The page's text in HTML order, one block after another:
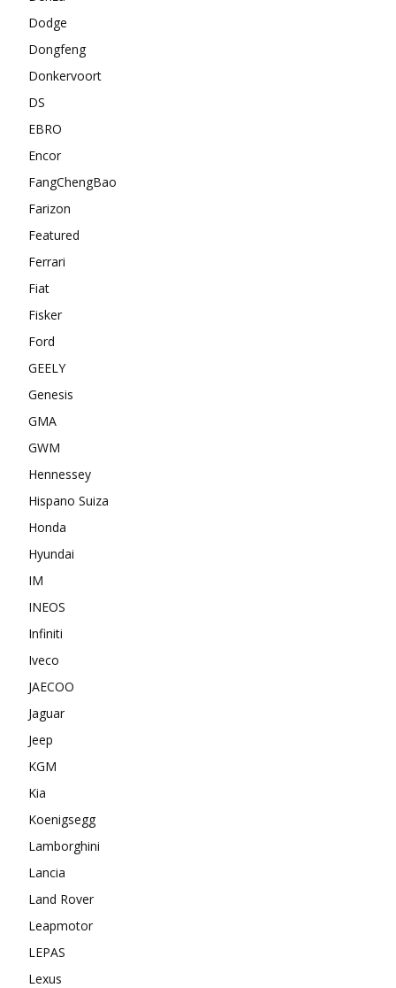
Dodge
Dongfeng
Donkervoort
DS
EBRO
Encor
FangChengBao
Farizon
Featured
Ferrari
Fiat
Fisker
Ford
GEELY
Genesis
GMA
GWM
Hennessey
Hispano Suiza
Honda
Hyundai
IM
INEOS
Infiniti
Iveco
JAECOO
Jaguar
Jeep
KGM
Kia
Koenigsegg
Lamborghini
Lancia
Land Rover
Leapmotor
LEPAS
Lexus